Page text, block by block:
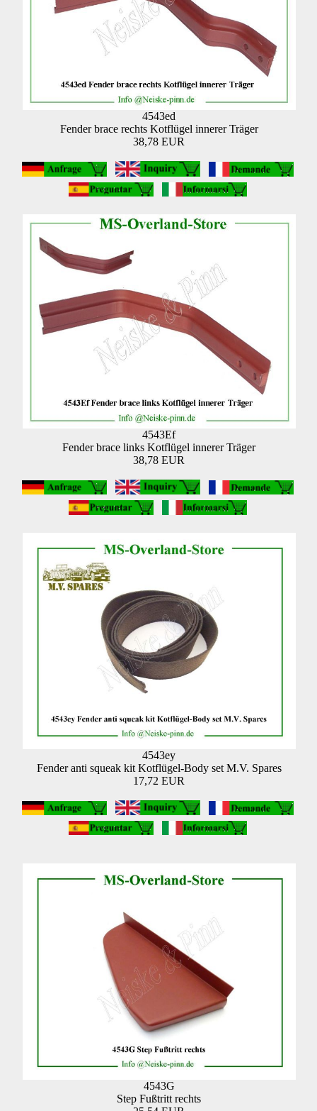
4543ed
Fender brace rechts Kotflügel innerer Träger
38,78 EUR
4543Ef
Fender brace links Kotflügel innerer Träger
38,78 EUR
4543ey
Fender anti squeak kit Kotflügel-Body set M.V. Spares
17,72 EUR
4543G
Step Fußtritt rechts